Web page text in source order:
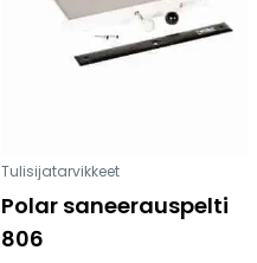
Tulisijatarvikkeet
Polar saneerauspelti
806